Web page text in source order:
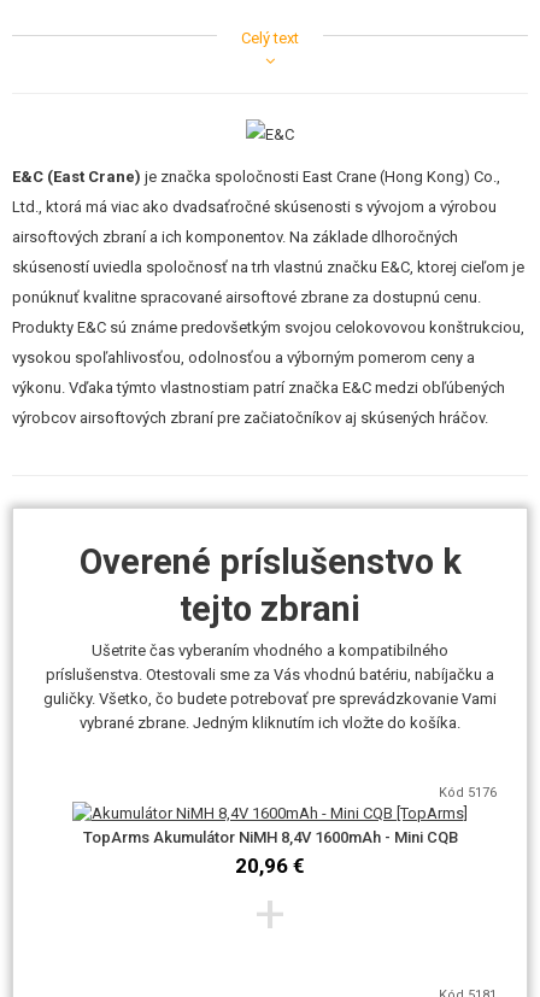
vzdialenosti. Vnútri zbrane sú okrem iného nadštandardné 8mm guličkové
Zbraň je z väčšej časti kovová, tak ako je to aj u skutočnej predlohy. Teda
predpažbia. Plastová je pažbička a výsuvná pažba, ktorá slúži okrem iného
ako úložisko akumulátora. Telo a predpažbie je čierno eloxované pre
odolnosťou proti oteru.
V balení okrem zbrane nájdete tiež jeden kovový zásobník na 300 guličiek.
Ako to býva u značkových zbraniach obvyklé, nabíjačka ani akumulátor
Avšak replika je kompatibilný aj so značkami Cyma, TopArms..apod.
Vhodným strelivom, vzhľadom k tomuto výkonu, sú guličky s
AirsoftPro.cz je od roku 2018 výhradným dovozcom značky E&C pre
Celý text
E&C (East Crane) je značka spoločnosti East Crane (Hong Kong) Co.,
Ltd., ktorá má viac ako dvadsaťročné skúsenosti s vývojom a výrobou
airsoftových zbraní a ich komponentov. Na základe dlhoročných
skúseností uviedla spoločnosť na trh vlastnú značku E&C, ktorej cieľom je
ponúknuť kvalitne spracované airsoftové zbrane za dostupnú cenu.
Produkty E&C sú známe predovšetkým svojou celokovovou konštrukciou,
vysokou spoľahlivosťou, odolnosťou a výborným pomerom ceny a
výkonu. Vďaka týmto vlastnostiam patrí značka E&C medzi obľúbených
výrobcov airsoftových zbraní pre začiatočníkov aj skúsených hráčov.
Overené príslušenstvo k
tejto zbrani
Ušetrite čas vyberaním vhodného a kompatibilného
príslušenstva. Otestovali sme za Vás vhodnú batériu, nabíjačku a
guličky. Všetko, čo budete potrebovať pre sprevádzkovanie Vami
vybrané zbrane. Jedným kliknutím ich vložte do košíka.
Kód 5176
TopArms Akumulátor NiMH 8,4V 1600mAh - Mini CQB
20,96 €
+